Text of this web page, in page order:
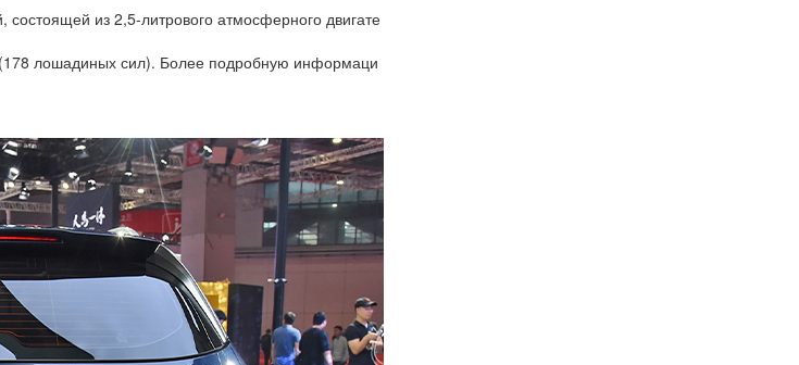
из 2,5-литрового атмосферного двигате
(178 лошадиных сил). Более подробную информаци